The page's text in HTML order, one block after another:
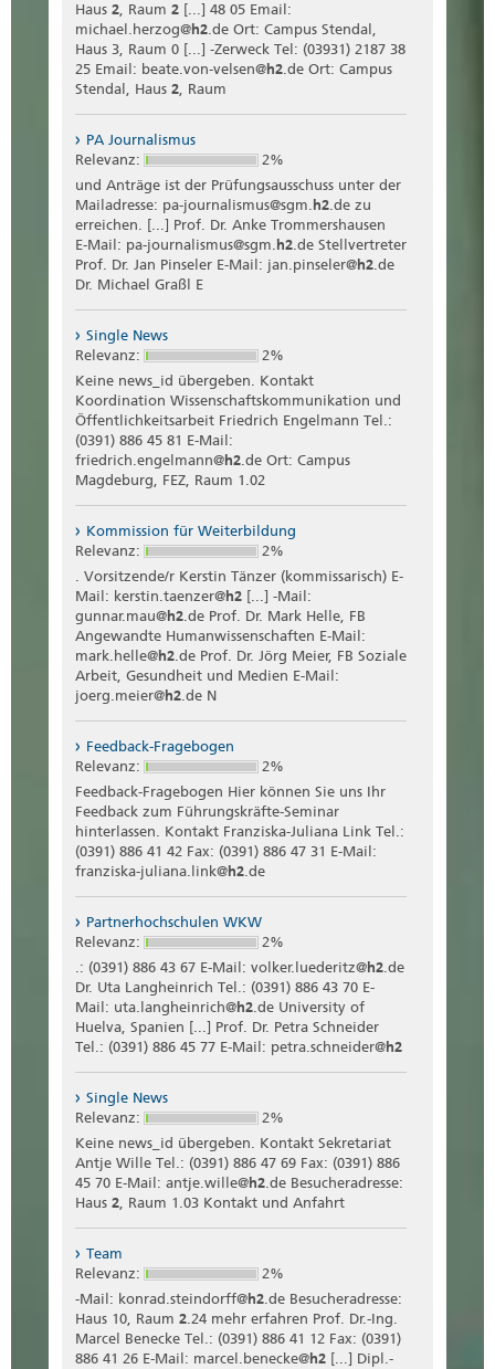
Haus 2, Raum 2 [...] 48 05 Email:
michael.herzog@h2.de Ort: Campus Stendal,
Haus 3, Raum 0 [...] -Zerweck Tel: (03931) 2187 38
25 Email: beate.von-velsen@h2.de Ort: Campus
Stendal, Haus 2, Raum
PA Journalismus
Relevanz:
2%
und Anträge ist der Prüfungsausschuss unter der
Mailadresse: pa-journalismus@sgm. h2.de zu
erreichen. [...] Prof. Dr. Anke Trommershausen
E-Mail: pa-journalismus@sgm. h2.de Stellvertreter
Prof. Dr. Jan Pinseler E-Mail: jan.pinseler@h2.de
Dr. Michael Graßl E
Single News
Relevanz:
2%
Keine news_id übergeben. Kontakt
Koordination Wissenschaftskommunikation und
Öffentlichkeitsarbeit Friedrich Engelmann Tel.:
(0391) 886 45 81 E-Mail:
friedrich.engelmann@h2.de Ort: Campus
Magdeburg, FEZ, Raum 1.02
Kommission für Weiterbildung
Relevanz:
2%
. Vorsitzende/r Kerstin Tänzer (kommissarisch) E-
Mail: kerstin.taenzer@h2 [...] -Mail:
gunnar.mau@h2.de Prof. Dr. Mark Helle, FB
Angewandte Humanwissenschaften E-Mail:
mark.helle@h2.de Prof. Dr. Jörg Meier, FB Soziale
Arbeit, Gesundheit und Medien E-Mail:
joerg.meier@h2.de N
Feedback-Fragebogen
Relevanz:
2%
Feedback-Fragebogen Hier können Sie uns Ihr
Feedback zum Führungskräfte-Seminar
hinterlassen. Kontakt Franziska-Juliana Link Tel.:
(0391) 886 41 42 Fax: (0391) 886 47 31 E-Mail:
franziska-juliana.link@h2.de
Partnerhochschulen WKW
Relevanz:
2%
.: (0391) 886 43 67 E-Mail: volker.luederitz@h2.de
Dr. Uta Langheinrich Tel.: (0391) 886 43 70 E-
Mail: uta.langheinrich@h2.de University of
Huelva, Spanien [...] Prof. Dr. Petra Schneider
Tel.: (0391) 886 45 77 E-Mail: petra.schneider@h2
Single News
Relevanz:
2%
Keine news_id übergeben. Kontakt Sekretariat
Antje Wille Tel.: (0391) 886 47 69 Fax: (0391) 886
45 70 E-Mail: antje.wille@h2.de Besucheradresse:
Haus 2, Raum 1.03 Kontakt und Anfahrt
Team
Relevanz:
2%
-Mail: konrad.steindorff@h2.de Besucheradresse:
Haus 10, Raum 2.24 mehr erfahren Prof. Dr.-Ing.
Marcel Benecke Tel.: (0391) 886 41 12 Fax: (0391)
886 41 26 E-Mail: marcel.benecke@h2 [...] Dipl.-